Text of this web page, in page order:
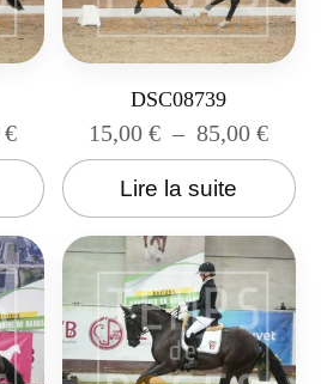
€
DSC08739
15,00€ – 85,00€
Lire la suite